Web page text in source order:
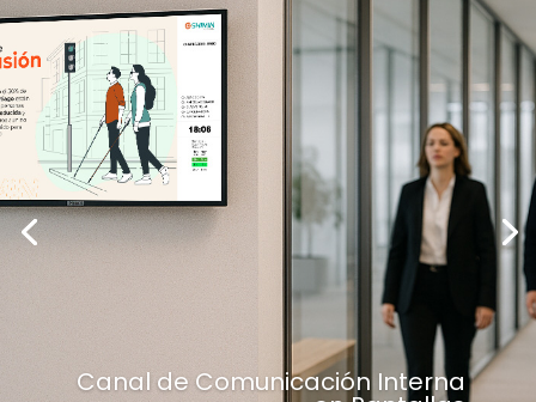
Canal de Comunicación Interna